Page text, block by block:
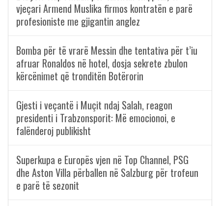
vjeçari Armend Muslika firmos kontratën e parë
profesioniste me gjigantin anglez
Bomba për të vrarë Messin dhe tentativa për t’iu
afruar Ronaldos në hotel, dosja sekrete zbulon
kërcënimet që tronditën Botërorin
Gjesti i veçantë i Muçit ndaj Salah, reagon
presidenti i Trabzonsporit: Më emocionoi, e
falënderoj publikisht
Superkupa e Europës vjen në Top Channel, PSG
dhe Aston Villa përballen në Salzburg për trofeun
e parë të sezonit